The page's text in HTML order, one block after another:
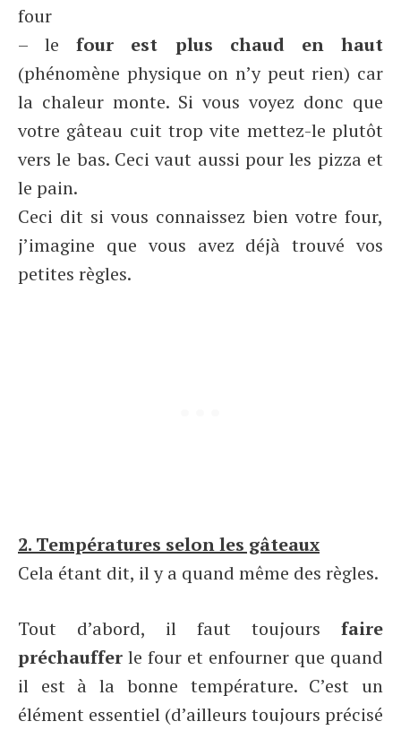
four
– lefour est plus chaud en haut
(phénomène physique on n’y peut rien) car
la chaleur monte. Si vous voyez donc que
votre gâteau cuit trop vite mettez-le plutôt
vers le bas. Ceci vaut aussi pour les pizza et
le pain.
Ceci dit si vous connaissez bien votre four,
j’imagine que vous avez déjà trouvé vos
petites règles.
2. Températures selon les gâteaux
Cela étant dit, il y a quand même des règles.
Tout d’abord, il faut toujours faire
préchauffer le four et enfourner que quand
il est à la bonne température. C’est un
élément essentiel (d’ailleurs toujours précisé